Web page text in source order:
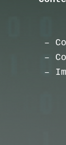
–
–
–